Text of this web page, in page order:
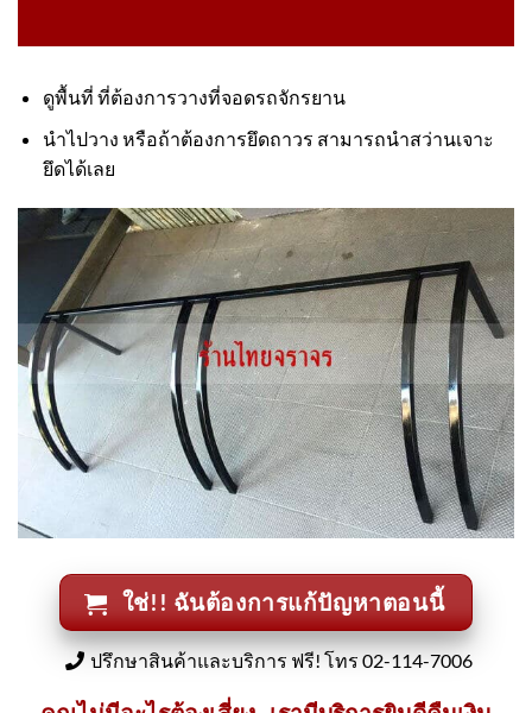
ดูพื้นที่ ที่ต้องการวางที่จอดรถจักรยาน
นำไปวาง หรือถ้าต้องการยึดถาวร สามารถนำสว่านเจาะ
ยึดได้เลย
ใช่!! ฉันต้องการแก้ปัญหาตอนนี้
ปรึกษาสินค้าและบริการ ฟรี! โทร 02-114-7006